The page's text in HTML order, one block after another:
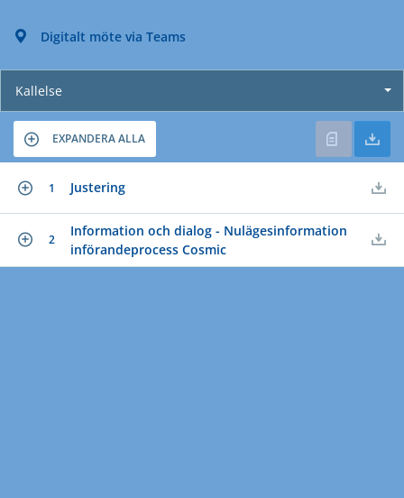
Digitalt möte via Teams
Kallelse
EXPANDERA ALLA
1 Justering
2
Information och dialog - Nulägesinformation
införandeprocess Cosmic